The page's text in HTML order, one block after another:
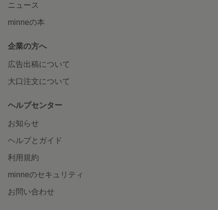
ニュース
minneの本
企業の方へ
広告出稿について
大口注文について
ヘルプセンター
お知らせ
ヘルプとガイド
利用規約
minneのセキュリティ
お問い合わせ